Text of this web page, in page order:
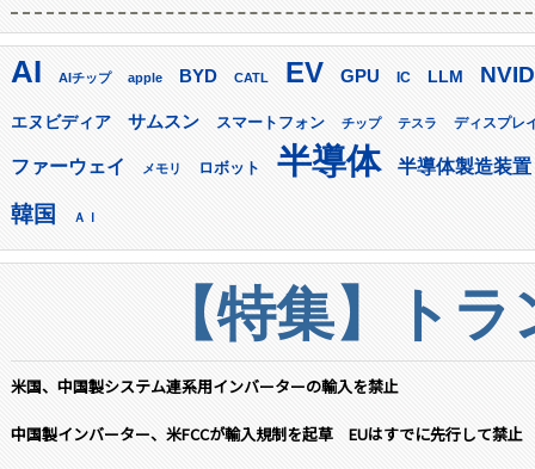
AI AIチップ apple BYD CATL EV GPU IC LLM
エヌビディア サムスン スマートフォン チップ テスラ ディスプレ
ファーウェイ メモリ ロボット 半導体 半導体製造装置
韓国 ＡＩ
【特集】ト
米国、中国製システム連系用インバーターの輸入を禁止
中国製インバーター、米FCCが輸入規制を起草 EUはすでに先行して禁止